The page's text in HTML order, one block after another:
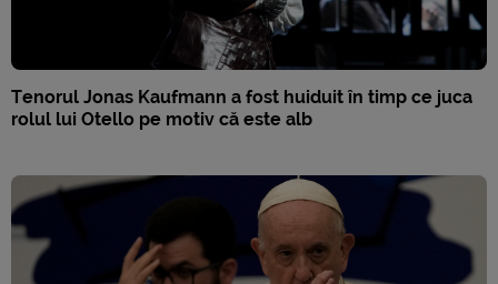
Tenorul Jonas Kaufmann a fost huiduit în timp ce juca
rolul lui Otello pe motiv că este alb